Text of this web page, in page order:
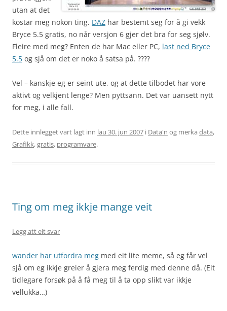
utan at det
kostar meg nokon ting. DAZ har bestemt seg for å gi vekk
Bryce 5.5 gratis, no når versjon 6 gjer det bra for seg sjølv.
Fleire med meg? Enten de har Mac eller PC, last ned Bryce
5.5 og sjå om det er noko å satsa på. ????
Vel – kanskje eg er seint ute, og at dette tilbodet har vore
aktivt og velkjent lenge? Men pyttsann. Det var uansett nytt
for meg, i alle fall.
Dette innlegget vart lagt inn lau 30. jun 2007 i Data'n og merka data,
Grafikk,gratis, programvare.
Ting om meg ikkje mange veit
Legg att eit svar
wander har utfordra meg med eit lite meme, så eg får vel
sjå om eg ikkje greier å gjera meg ferdig med denne då. (Eit
tidlegare forsøk på å få meg til å ta opp slikt var ikkje
vellukka…)